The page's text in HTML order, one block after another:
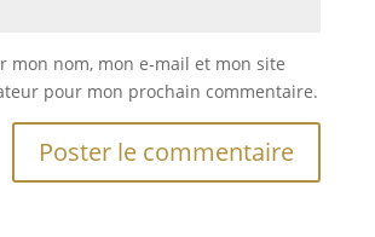
mon nom, mon e-mail et mon site
pour mon prochain commentaire.